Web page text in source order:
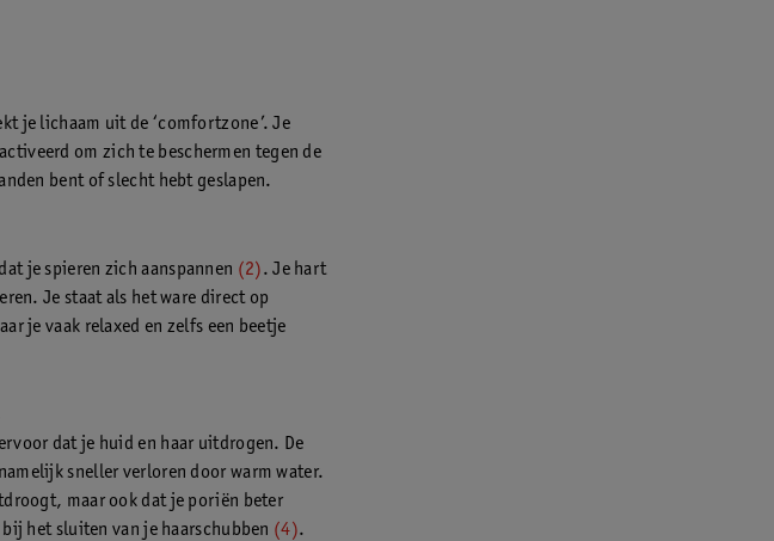
je lichaam uit de ‘comfortzone’. Je
om zich te beschermen tegen de
bent of slecht hebt geslapen.
je spieren zich aanspannen (2). Je hart
Je staat als het ware direct op
je vaak relaxed en zelfs een beetje
dat je huid en haar uitdrogen. De
sneller verloren door warm water.
maar ook dat je poriën beter
het sluiten van je haarschubben (4).